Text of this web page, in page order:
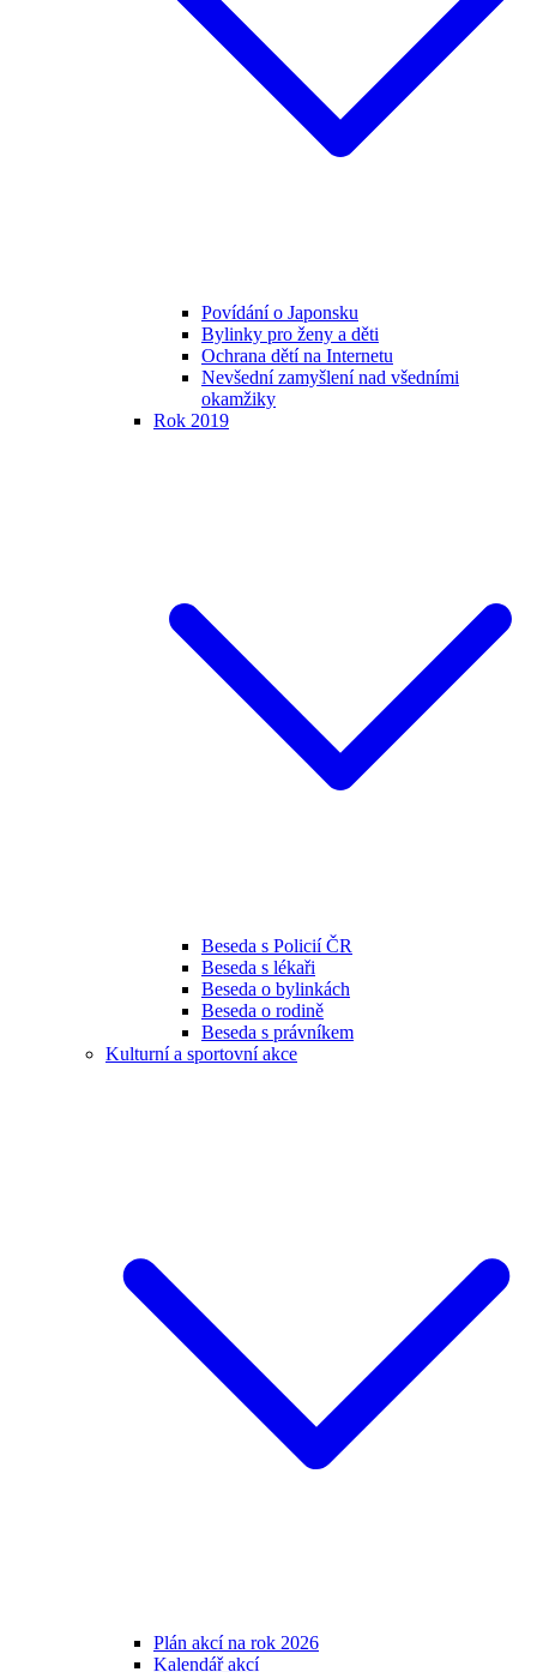
Povídání o Japonsku
Bylinky pro ženy a děti
Ochrana dětí na Internetu
Nevšední zamyšlení nad všedními
okamžiky
Rok 2019
Beseda s Policií ČR
Beseda s lékaři
Beseda o bylinkách
Beseda o rodině
Beseda s právníkem
Kulturní a sportovní akce
Plán akcí na rok 2026
Kalendář akcí